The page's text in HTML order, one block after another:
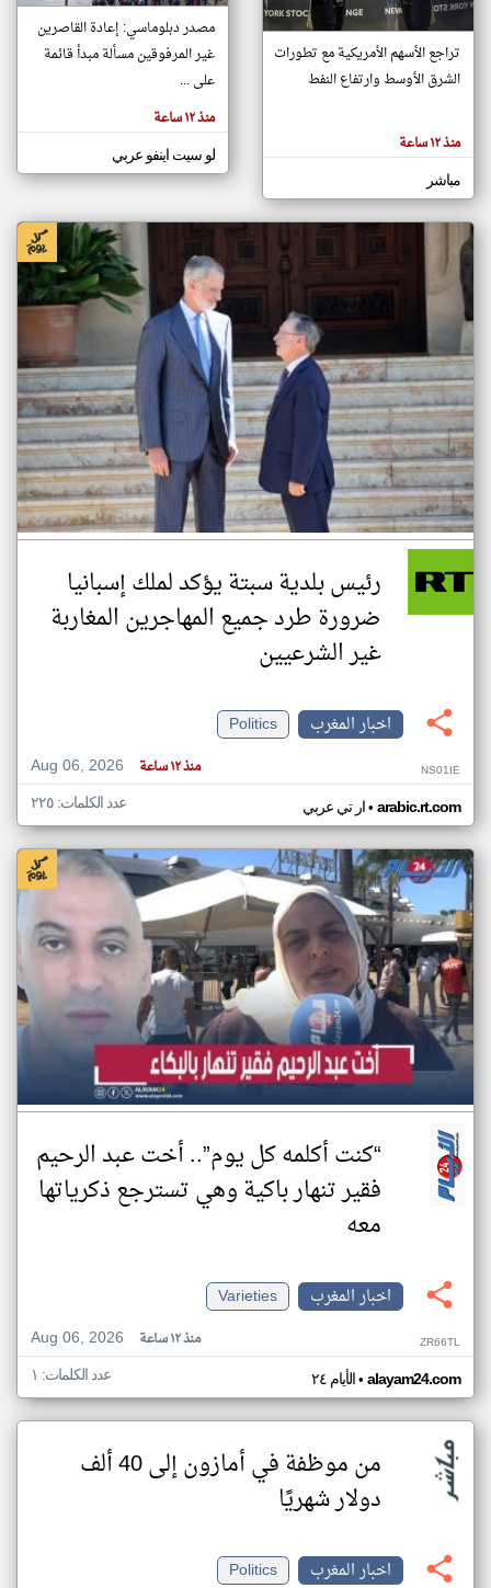
تغيير الدولة
مصادر الأخبار من المغرب
اخبار المغرب على مدار الساعة
أهم اخبار المغرب العاجلة والمباشرة
هنا عن
وجهة
كاتبيها.
تراجع الأسهم الأمريكية مع تطورات
الشرق الأوسط وارتفاع النفط
منذ ١٢ ساعة
مباشر
مصدر دبلوماسي: إعادة القاصرين
غير المرفوقين مسألة مبدأ قائمة
على ...
منذ ١٢ ساعة
لو سيت اينفو عربي
رئيس بلدية سبتة يؤكد لملك إسبانيا
ضرورة طرد جميع المهاجرين المغاربة
غير الشرعيين
اخبار المغرب
Politics
Aug 06, 2026
منذ ١٢ ساعة NS01IE
ار تي عربي• arabic.rt.com عدد الكلمات: ٢٢٥
“كنت أكلمه كل يوم”.. أخت عبد الرحيم
فقير تنهار باكية وهي تسترجع ذكرياتها
معه
اخبار المغرب
Varieties
Aug 06, 2026
منذ ١٢ ساعة ZR66TL
الأيام ٢٤• alayam24.com عدد الكلمات: ١
من موظفة في أمازون إلى 40 ألف
دولار شهريًا
اخبار المغرب
Politics
klyoum.com